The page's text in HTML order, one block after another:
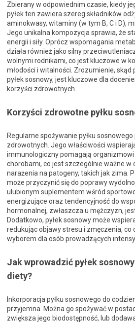
Zbierany w odpowiednim czasie, kiedy
pyłek ten zawiera szereg składników
aminokwasy, witaminy (w tym B, C i D),
Jego unikalna kompozycja sprawia, że
energii i siły. Oprócz wspomagania
działa również jako silny
wolnymi rodnikami, co jest kluczowe w
młodości i witalności. Zrozumienie, skąd
pyłek sosnowy, jest kluczowe dla
korzyści zdrowotnych.
Korzyści zdrowotne pyłku
Regularne spożywanie pyłku
zdrowotnych. Jego właściwości
immunologiczny pomagają
chorobami, co jest szczególnie ważne w
narażenia na patogeny, takich jak zima.
może przyczynić się do poprawy
ulubionym suplementem wśród
energizujące oraz tendencyjność do
hormonalnej, zwłaszcza u mężczyzn,
Dodatkowo, pyłek sosnowy może
redukując objawy stresu i zmęczenia, co
wyborem dla osób prowadzących
Jak wprowadzić pyłek
diety?
Inkorporacja pyłku sosnowego do
przyjemna. Można go spożywać w
zwiększa jego biodostępność, lub